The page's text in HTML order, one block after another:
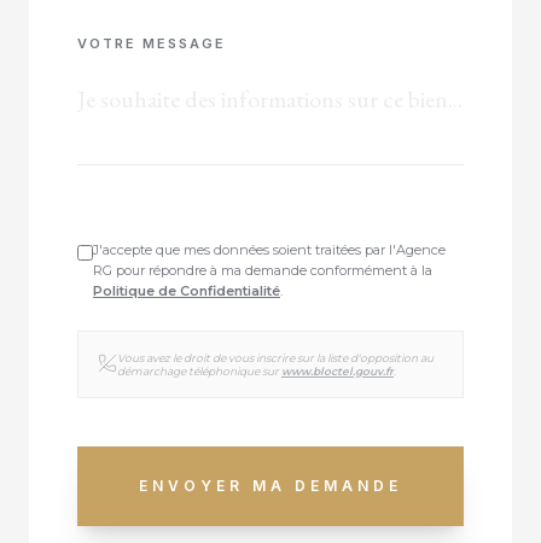
VOTRE MESSAGE
J'accepte que mes données soient traitées par l'Agence
RG pour répondre à ma demande conformément à la
Politique de Confidentialité.
Vous avez le droit de vous inscrire sur la liste d'opposition au
démarchage téléphonique sur www.bloctel.gouv.fr.
ENVOYER MA DEMANDE